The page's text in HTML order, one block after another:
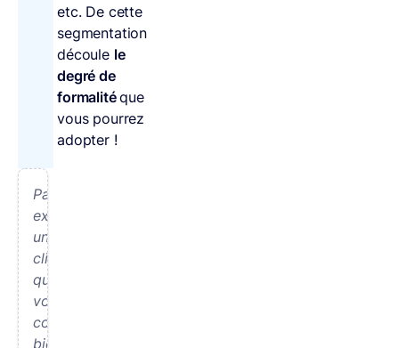
etc. De cette
segmentation
découle le
degré de
formalitéque
vous pourrez
adopter !
Par
exemple,
un
client
que
vous
connaissez
bien,